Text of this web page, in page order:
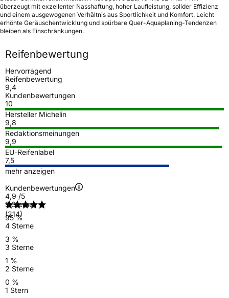
überzeugt mit exzellenter Nasshaftung, hoher Laufleistung, solider Effizienz
und einem ausgewogenen Verhältnis aus Sportlichkeit und Komfort. Leicht
erhöhte Geräuschentwicklung und spürbare Quer-Aquaplaning-Tendenzen
bleiben als Einschränkungen.
Reifenbewertung
Hervorragend
Reifenbewertung
9,4
Kundenbewertungen
10
Hersteller Michelin
9,8
Redaktionsmeinungen
9,9
EU-Reifenlabel
7,5
mehr anzeigen
Kundenbewertungen
4,9 /5
(214)
5 Sterne
95 %
4 Sterne
3 %
3 Sterne
1 %
2 Sterne
0 %
1 Stern